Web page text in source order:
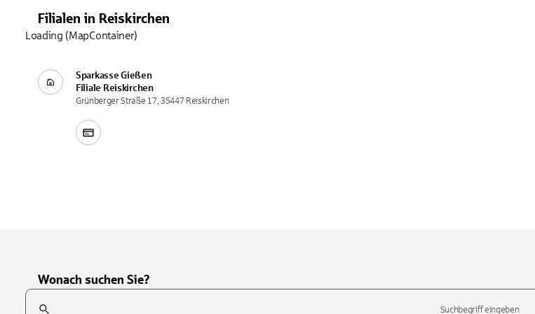
Filialen in Reiskirchen
Sparkasse Gießen
Filiale Reiskirchen
Grünberger Straße 17, 35447 Reiskirchen
Loading (MapContainer)
Wonach suchen Sie?
Suchfeld